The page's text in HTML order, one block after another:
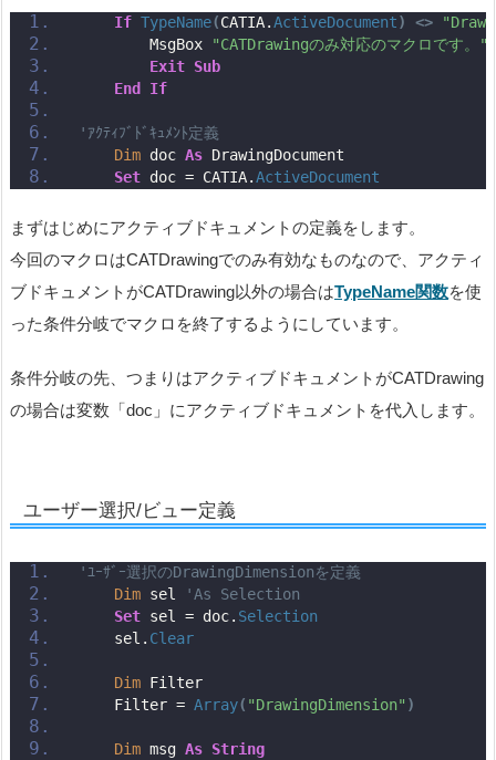
If TypeName(CATIA.ActiveDocument) <>
        MsgBox
"CATDrawingのみ対応のマクロです。"
Exit Sub
End
If
'ｱｸﾃｨﾌﾞﾄﾞｷｭﾒﾝﾄ定義
Dim doc As DrawingDocument
Set doc = CATIA.ActiveDocument
まずはじめにアクティブドキュメントの定義をします。
今回のマクロはCATDrawingでのみ有効なものなので、アクティ
ブドキュメントがCATDrawing以外の場合はTypeName関数を使
った条件分岐でマクロを終了するようにしています。
条件分岐の先、つまりはアクティブドキュメントがCATDrawing
の場合は変数「doc」にアクティブドキュメントを代入します。
ユーザー選択/ビュー定義
'ﾕｰｻﾞｰ選択のDrawingDimensionを定義
Dim sel
'As Selection
Set sel = doc. Selection
    sel.
Clear
Dim Filter
    Filter =
Array( "DrawingDimension" )
Dim msg As String